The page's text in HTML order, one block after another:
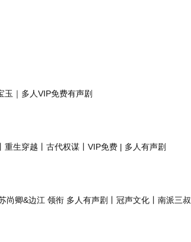
玉｜多人VIP免费有声剧
生穿越丨古代权谋丨VIP免费 | 多人有声剧
尚卿&边江 领衔 多人有声剧丨冠声文化丨南派三叔